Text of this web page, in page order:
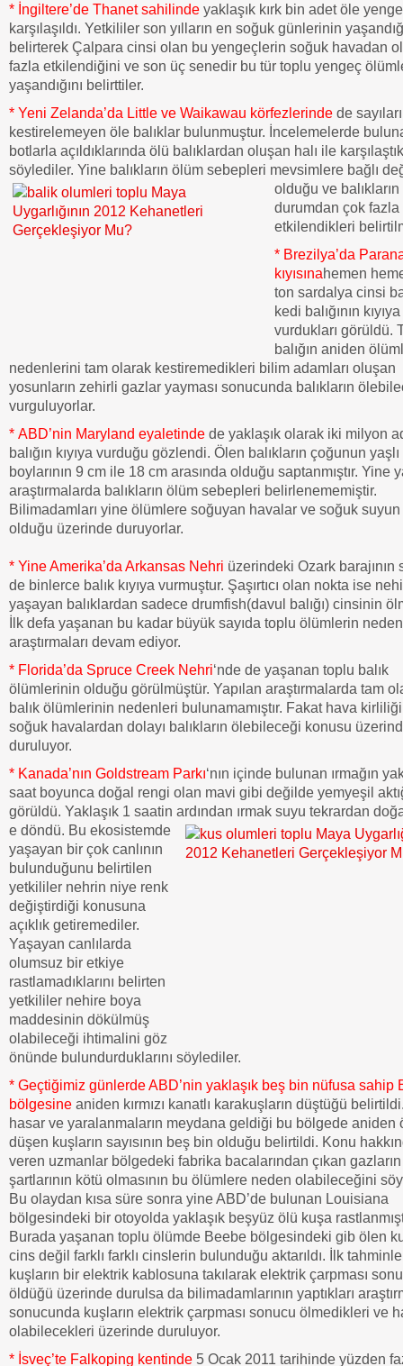
* İngiltere’de Thanet sahilinde yaklaşık kırk bin adet öle
karşılaşıldı. Yetkililer son yılların en soğuk günlerinin
belirterek Çalpara cinsi olan bu yengeçlerin soğuk havadan
fazla etkilendiğini ve son üç senedir bu tür toplu yengeç
yaşandığını belirttiler.
* Yeni Zelanda’da Little ve Waikawau körfezlerinde de sayıları
kestirelemeyen öle balıklar bulunmuştur. İncelemelerde
botlarla açıldıklarında ölü balıklardan oluşan halı ile
söylediler. Yine balıkların ölüm sebepleri mevsimlere bağlı
olduğu ve
durumdan çok fazla
etkilendikleri
* Brezilya’da
kıyısınahemen
ton sardalya cinsi
kedi balığının kıyıya
vurdukları görüldü.
balığın aniden
nedenlerini tam olarak kestiremedikleri bilim adamları oluşan
yosunların zehirli gazlar yayması sonucunda balıkların
vurguluyorlar.
* ABD’nin Maryland eyaletinde de yaklaşık olarak iki milyon
balığın kıyıya vurduğu gözlendi. Ölen balıkların çoğunun
boylarının 9 cm ile 18 cm arasında olduğu saptanmıştır. Yine
araştırmalarda balıkların ölüm sebepleri belirlenememiştir.
Bilimadamları yine ölümlere soğuyan havalar ve soğuk
olduğu üzerinde duruyorlar.
* Yine Amerika’da Arkansas Nehri üzerindeki Ozark barajının
de binlerce balık kıyıya vurmuştur. Şaşırtıcı olan nokta ise
yaşayan balıklardan sadece drumfish(davul balığı) cinsinin
İlk defa yaşanan bu kadar büyük sayıda toplu ölümlerin
araştırmaları devam ediyor.
* Florida’da Spruce Creek Nehri‘nde de yaşanan toplu balık
ölümlerinin olduğu görülmüştür. Yapılan araştırmalarda tam
balık ölümlerinin nedenleri bulunamamıştır. Fakat hava
soğuk havalardan dolayı balıkların ölebileceği konusu
duruluyor.
* Kanada’nın Goldstream Parkı‘nın içinde bulunan ırmağın
saat boyunca doğal rengi olan mavi gibi değilde yemyeşil
görüldü. Yaklaşık 1 saatin ardından ırmak suyu tekrardan
e döndü. Bu ekosistemde
yaşayan bir çok canlının
bulunduğunu belirtilen
yetkililer nehrin niye renk
değiştirdiği konusuna
açıklık getiremediler.
Yaşayan canlılarda
olumsuz bir etkiye
rastlamadıklarını belirten
yetkililer nehire boya
maddesinin dökülmüş
olabileceği ihtimalini göz
önünde bulundurduklarını söylediler.
* Geçtiğimiz günlerde ABD’nin yaklaşık beş bin nüfusa sahip
bölgesine aniden kırmızı kanatlı karakuşların düştüğü
hasar ve yaralanmaların meydana geldiği bu bölgede aniden
düşen kuşların sayısının beş bin olduğu belirtildi. Konu
veren uzmanlar bölgedeki fabrika bacalarından çıkan
şartlarının kötü olmasının bu ölümlere neden olabileceğini
Bu olaydan kısa süre sonra yine ABD’de bulunan Louisiana
bölgesindeki bir otoyolda yaklaşık beşyüz ölü kuşa
Burada yaşanan toplu ölümde Beebe bölgesindeki gib ölen
cins değil farklı farklı cinslerin bulunduğu aktarıldı. İlk
kuşların bir elektrik kablosuna takılarak elektrik çarpması
öldüğü üzerinde durulsa da bilimadamlarının yaptıkları
sonucunda kuşların elektrik çarpması sonucu ölmedikleri ve
olabilecekleri üzerinde duruluyor.
* İsveç’te Falkoping kentinde 5 Ocak 2011 tarihinde yüzden